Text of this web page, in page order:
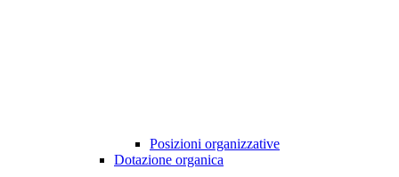
Posizioni organizzative
Dotazione organica